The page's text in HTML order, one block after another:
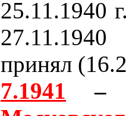
25.11.1940
принял
7.1941 –